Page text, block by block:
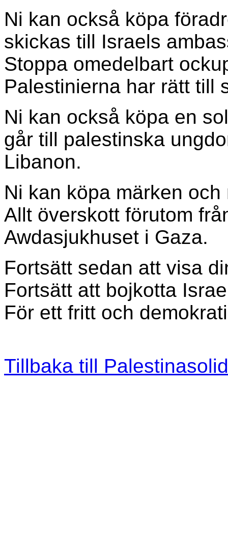
Ni kan också köpa
skickas till Israels
Stoppa omedelbart
Palestinierna har rätt till
Ni kan också köpa en
går till palestinska
Libanon.
Ni kan köpa märken
Allt överskott förutom
Awdasjukhuset i Gaza.
Fortsätt sedan att visa
Fortsätt att bojkotta
För ett fritt och
Tillbaka till